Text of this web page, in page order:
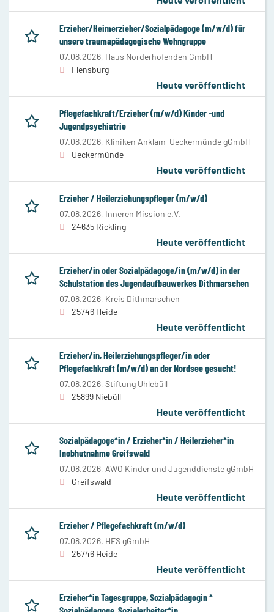
Erzieher/Heimerzieher/Sozialpädagoge (m/w/d) für
unsere traumapädagogische Wohngruppe
07.08.2026, Haus Norderhofenden GmbH
Flensburg
Heute veröffentlicht
Pflegefachkraft/Erzieher (m/w/d) Kinder -und
Jugendpsychiatrie
07.08.2026, Kliniken Anklam-Ueckermünde gGmbH
Ueckermünde
Heute veröffentlicht
Erzieher / Heilerziehungspfleger (m/w/d)
07.08.2026, Inneren Mission e.V.
24635 Rickling
Heute veröffentlicht
Erzieher/in oder Sozialpädagoge/in (m/w/d) in der
Schulstation des Jugendaufbauwerkes Dithmarschen
07.08.2026, Kreis Dithmarschen
25746 Heide
Heute veröffentlicht
Erzieher/in, Heilerziehungspfleger/in oder
Pflegefachkraft (m/w/d) an der Nordsee gesucht!
07.08.2026, Stiftung Uhlebüll
25899 Niebüll
Heute veröffentlicht
Sozialpädagoge*in / Erzieher*in / Heilerzieher*in
Inobhutnahme Greifswald
07.08.2026, AWO Kinder und Jugenddienste gGmbH
Greifswald
Heute veröffentlicht
Erzieher / Pflegefachkraft (m/w/d)
07.08.2026, HFS gGmbH
25746 Heide
Heute veröffentlicht
Erzieher*in Tagesgruppe, Sozialpädagogin *
Sozialpädagoge, Sozialarbeiter*in